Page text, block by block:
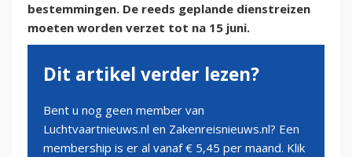
bestemmingen. De reeds geplande dienstreizen
moeten worden verzet tot na 15 juni.
Dit artikel verder lezen?
Bent u nog geen member van
Luchtvaartnieuws.nl en Zakenreisnieuws.nl? Een
membership is er al vanaf € 5,45 per maand. Klik